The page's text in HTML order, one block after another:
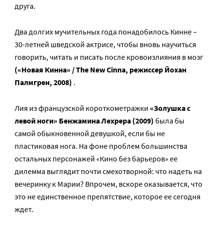
друга.
Два долгих мучительных года понадобилось Кинне –
30-летней шведской актрисе, чтобы вновь научиться
говорить, читать и писать после кровоизлияния в мозг
(«Новая Кинна» / The New Cinna, режиссер Йохан
Палмгрен, 2008) .
Лия из французской короткометражки «Золушка с
левой ноги» Бенжамина Лехрера (2009) была бы
самой обыкновенной девушкой, если бы не
пластиковая нога. На фоне проблем большинства
остальных персонажей «Кино без барьеров» ее
дилемма выглядит почти смехотворной: что надеть на
вечеринку к Марии? Впрочем, вскоре оказывается, что
это не единственное препятствие, которое ее сегодня
ждет.